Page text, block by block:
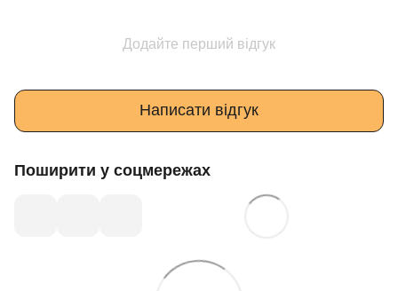
Додайте перший відгук
Написати відгук
Поширити у соцмережах